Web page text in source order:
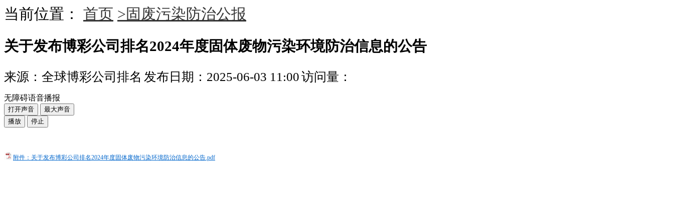
当前位置： 首页 >固废污染防治公报
关于发布博彩公司排名2024年度固体废物污染环境防治信息的公告
来源：全球博彩公司排名 发布日期：2025-06-03 11:00访问量：
无障碍语音播报
打开声音
最大声音
播放
停止
附件：关于发布博彩公司排名2024年度固体废物污染环境防治信息的公告.pdf